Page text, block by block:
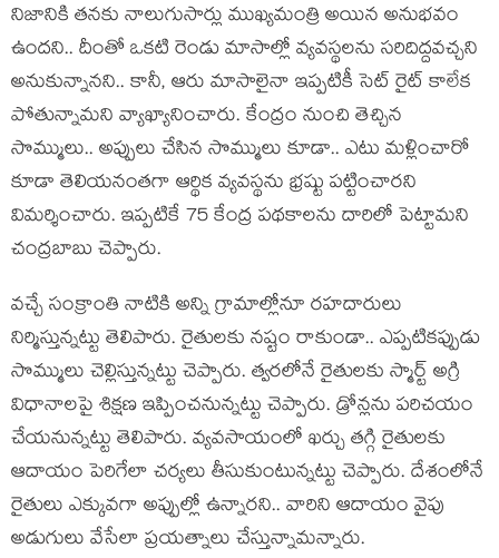
నిజానికి త‌న‌కు నాలుగుసార్లు ముఖ్య‌మంత్రి అయిన అనుభ‌వం
ఉంద‌ని.. దీంతో ఒక‌టి రెండు మాసాల్లో వ్య‌వ‌స్థల‌ను స‌రిదిద్దవ‌చ్చ‌ని
అనుకున్నాన‌ని.. కానీ, ఆరు మాసాలైనా ఇప్ప‌టికీ సెట్ రైట్ కాలేక
పోతున్నామ‌ని వ్యాఖ్యానించారు. కేంద్రం నుంచి తెచ్చిన
సొమ్ములు.. అప్పులు చేసిన సొమ్ములు కూడా.. ఎటు మ‌ళ్లించారో
కూడా తెలియ‌నంత‌గా ఆర్థిక వ్య‌వ‌స్థ‌ను భ్ర‌ష్టు ప‌ట్టించార‌ని
విమ‌ర్శించారు. ఇప్ప‌టికే 75 కేంద్ర ప‌థ‌కాల‌ను దారిలో పెట్టామ‌ని
చంద్ర‌బాబు చెప్పారు.
వ‌చ్చే సంక్రాంతి నాటికి అన్ని గ్రామాల్లోనూ ర‌హ‌దారులు
నిర్మిస్తున్న‌ట్టు తెలిపారు. రైతుల‌కు న‌ష్టం రాకుండా.. ఎప్ప‌టిక‌ప్పుడు
సొమ్ములు చెల్లిస్తున్న‌ట్టు చెప్పారు. త్వ‌ర‌లోనే రైతుల‌కు స్మార్ట్ అగ్రి
విధానాల‌పై శిక్ష‌ణ ఇప్పించ‌నున్న‌ట్టు చెప్పారు. డ్రోన్ల‌ను ప‌రిచ‌యం
చేయ‌నున్న‌ట్టు తెలిపారు. వ్య‌వ‌సాయంలో ఖ‌ర్చు త‌గ్గి రైతులకు
ఆదాయం పెరిగేలా చ‌ర్య‌లు తీసుకుంటున్న‌ట్టు చెప్పారు. దేశంలోనే
రైతులు ఎక్కువ‌గా అప్పుల్లో ఉన్నార‌ని.. వారిని ఆదాయం వైపు
అడుగులు వేసేలా ప్ర‌య‌త్నాలు చేస్తున్నామ‌న్నారు.